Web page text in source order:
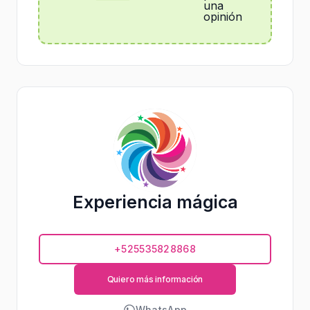
una
opinión
Experiencia mágica
+525535828868
Quiero más información